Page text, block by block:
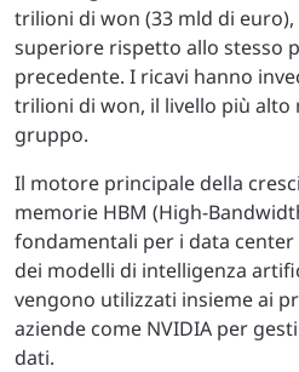
trilioni di won (33 mld di
superiore rispetto allo stesso
precedente. I ricavi hanno
trilioni di won, il livello più alto
gruppo.
Il motore principale della
memorie HBM (High-
fondamentali per i data center
dei modelli di intelligenza
vengono utilizzati insieme ai
aziende come NVIDIA per
dati.